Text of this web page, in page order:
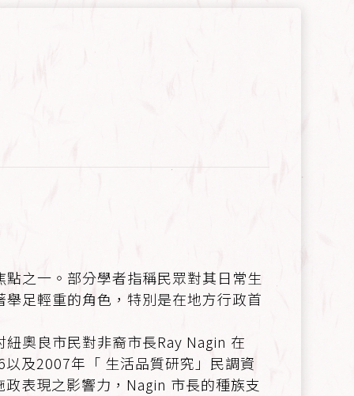
之一。部分學者指稱民眾對其日常生
足輕重的角色，特別是在地方行政首
奧良市民對非裔市長Ray Nagin 在
及2007年「 生活品質研究」民調資
表現之影響力，Nagin 市長的種族支